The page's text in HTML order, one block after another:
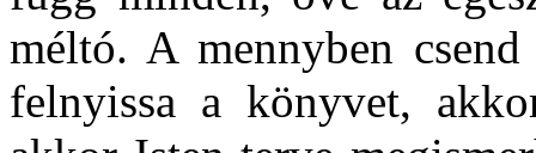
méltó. A mennyben
felnyissa a könyvet,